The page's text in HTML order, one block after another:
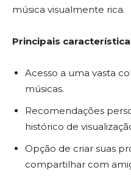
música visualmente rica.
Principais
Acesso a uma vasta
músicas.
Recomendações
histórico de
Opção de criar suas
compartilhar com